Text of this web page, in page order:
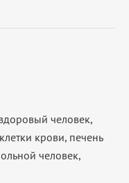
человек,
крови, печень
человек,